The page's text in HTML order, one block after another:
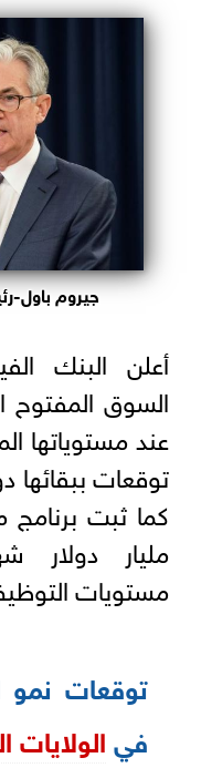
جيروم باول-
أعلن البنك
السوق المفتوح
مليار دولار
مستويات
توقعات نمو
فيالولايات